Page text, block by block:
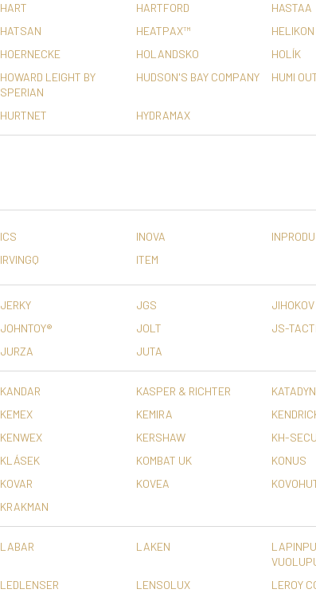
HART HARTFORD
HASTAA
HATSAN HEATPAX™
HELIKON
HOERNECKE HOLANDSKO
HOLÍK
HOWARD LEIGHT BY
SPERIAN
HUDSON'S BAY COMPANY HUMI
HURTNET HYDRAMAX
ICS INOVA
IRVINGQ ITEM
JERKY JGS
JIHOKOV
JOHNTOY® JOLT
JS-
JURZA JUTA
KANDAR KASPER & RICHTER
KEMEX KEMIRA
KENWEX KERSHAW
KH-
KLÁSEK KOMBAT UK
KONUS
KOVAR KOVEA
KRAKMAN
LABAR LAKEN
LEDLENSER LENSOLUX LEROY